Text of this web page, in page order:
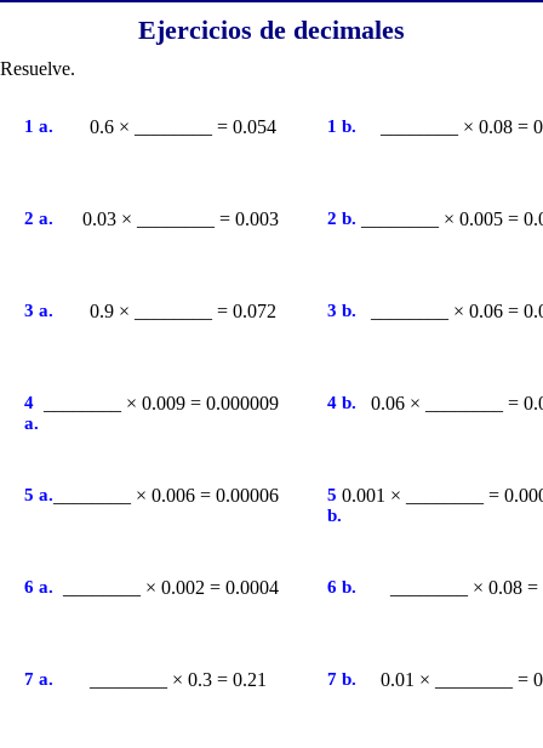
Ejercicios de decimales
Resuelve.
1 a. 0.6 × ________ = 0.054 1 b. ________ × 0.08 =
2 a. 0.03 × ________ = 0.003 2 b. ________ × 0.005 =
3 a. 0.9 × ________ = 0.072 3 b. ________ × 0.06 =
4
a.
________ × 0.009 = 0.000009 4 b. 0.06 × ________ =
5 a. ________ × 0.006 = 0.00006
5
b.
0.001 × ________ =
6 a. ________ × 0.002 = 0.0004 6 b. ________ × 0.08
7 a. ________ × 0.3 = 0.21 7 b. 0.01 × ________ =